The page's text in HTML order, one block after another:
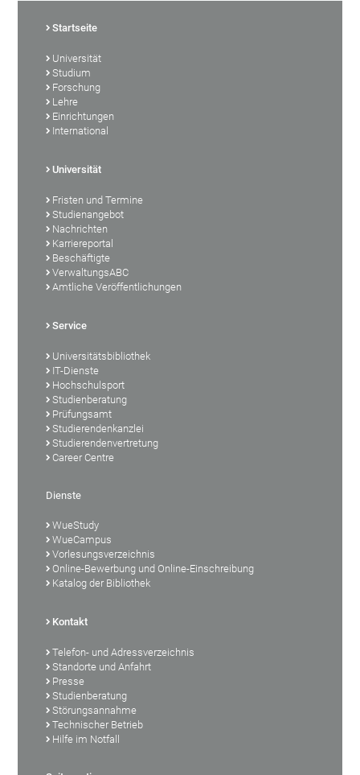
Startseite
Universität
Studium
Forschung
Lehre
Einrichtungen
International
Universität
Fristen und Termine
Studienangebot
Nachrichten
Karriereportal
Beschäftigte
VerwaltungsABC
Amtliche Veröffentlichungen
Service
Universitätsbibliothek
IT-Dienste
Hochschulsport
Studienberatung
Prüfungsamt
Studierendenkanzlei
Studierendenvertretung
Career Centre
Dienste
WueStudy
WueCampus
Vorlesungsverzeichnis
Online-Bewerbung und Online-Einschreibung
Katalog der Bibliothek
Kontakt
Telefon- und Adressverzeichnis
Standorte und Anfahrt
Presse
Studienberatung
Störungsannahme
Technischer Betrieb
Hilfe im Notfall